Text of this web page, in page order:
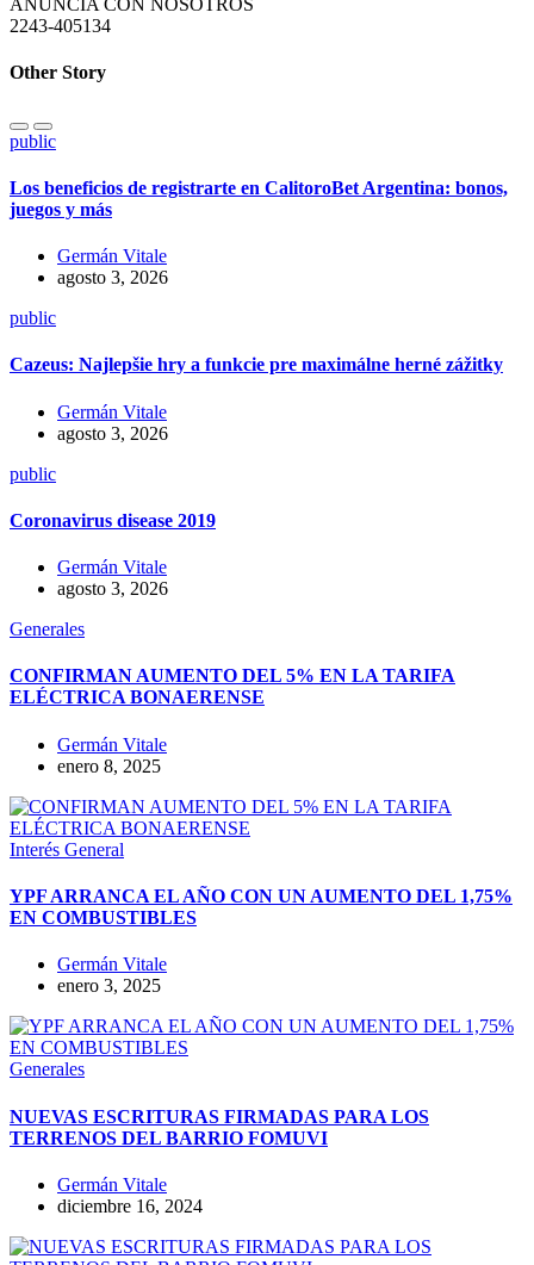
ANUNCIA CON NOSOTROS
2243-405134
Other Story
public
Los beneficios de registrarte en CalitoroBet Argentina: bonos,
juegos y más
Germán Vitale
agosto 3, 2026
public
Cazeus: Najlepšie hry a funkcie pre maximálne herné zážitky
Germán Vitale
agosto 3, 2026
public
Coronavirus disease 2019
Germán Vitale
agosto 3, 2026
Generales
CONFIRMAN AUMENTO DEL 5% EN LA TARIFA
ELÉCTRICA BONAERENSE
Germán Vitale
enero 8, 2025
Interés General
YPF ARRANCA EL AÑO CON UN AUMENTO DEL 1,75%
EN COMBUSTIBLES
Germán Vitale
enero 3, 2025
Generales
NUEVAS ESCRITURAS FIRMADAS PARA LOS
TERRENOS DEL BARRIO FOMUVI
Germán Vitale
diciembre 16, 2024